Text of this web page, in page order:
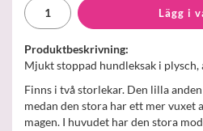
Lägg i
Produktbeskrivning:
Mjukt stoppad hundleksak i plysch,
Finns i två storlekar. Den lilla
medan den stora har ett mer vuxet
magen. I huvudet har den stora